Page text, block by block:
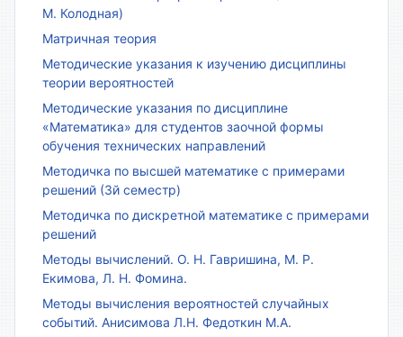
М. Колодная)
Матричная теория
Методические указания к изучению дисциплины
теории вероятностей
Методические указания по дисциплине
«Математика» для студентов заочной формы
обучения технических направлений
Методичка по высшей математике с примерами
решений (3й семестр)
Методичка по дискретной математике с примерами
решений
Методы вычислений. О. Н. Гавришина, М. Р.
Екимова, Л. Н. Фомина.
Методы вычисления вероятностей случайных
событий. Анисимова Л.Н. Федоткин М.А.